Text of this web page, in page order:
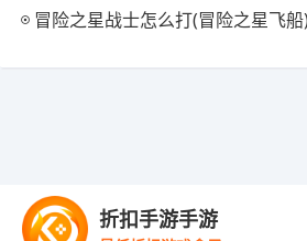
冒险之星战士怎么打(冒险之星飞
折扣手游手游
Copyright © 2021-2035 玖梦手游 版权所有 网
2024039155号-2抵制不良游戏 拒绝盗版游戏